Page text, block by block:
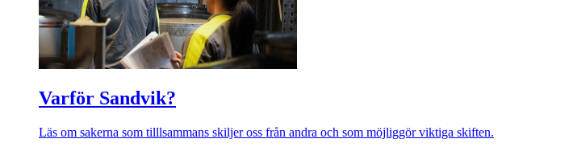
Varför Sandvik?
Läs om sakerna som tilllsammans skiljer oss från andra och som möjliggör viktiga skiften.